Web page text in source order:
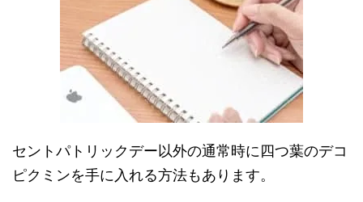
セントパトリックデー以外の通常時に四つ葉のデコ
ピクミンを手に入れる方法もあります。